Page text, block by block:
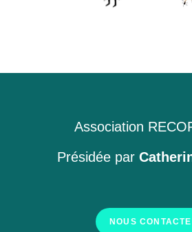
Association
Présidée par
NOUS